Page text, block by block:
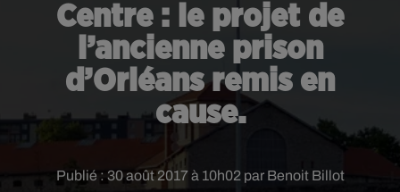
Centre : le projet de
l’ancienne prison
d’Orléans remis en
cause.
Publié : 30 août 2017 à 10h02 par Benoit Billot